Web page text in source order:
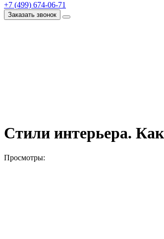
+7 (499) 674-06-71
Заказать звонок
Стили интерьера.
Просмотры: